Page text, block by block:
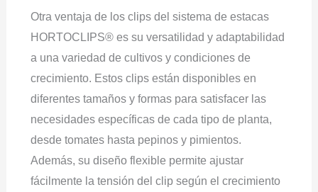
Otra ventaja de los clips del sistema de estacas
HORTOCLIPS® es su versatilidad y adaptabilidad
a una variedad de cultivos y condiciones de
crecimiento. Estos clips están disponibles en
diferentes tamaños y formas para satisfacer las
necesidades específicas de cada tipo de planta,
desde tomates hasta pepinos y pimientos.
Además, su diseño flexible permite ajustar
fácilmente la tensión del clip según el crecimiento